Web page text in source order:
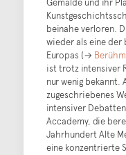
beinahe verloren.
wieder als eine der
Europas (→
ist trotz intensiver
nur wenig bekannt.
zugeschriebenes
intensiver
Accademy, die
Jahrhundert Alte
eine konzentrierte